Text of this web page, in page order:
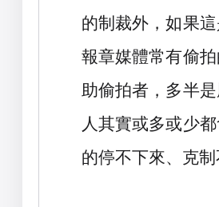
的制裁外，如果
報章媒體常有偷
助偷拍者，多半
人其實或多或少
的停不下來、克制